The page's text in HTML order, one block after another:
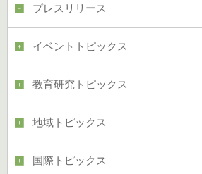
プレスリリース
イベントトピックス
教育研究トピックス
地域トピックス
国際トピックス